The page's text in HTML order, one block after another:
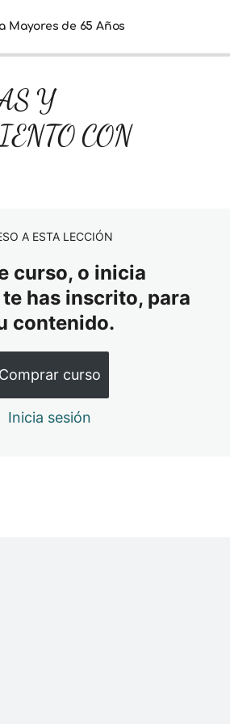
Mayores de 65 Años
CON SILLA
CON SILLA
CON SILLA Y COJIN
CON MEDIAS O ELÁSTICO
CON PALOS
Y
CON
A ESTA LECCIÓN
curso, o inicia
has inscrito, para
contenido.
Comprar curso
Inicia sesión